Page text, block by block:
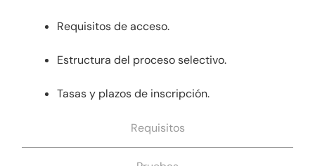
Requisitos
Requisitos de acceso.
Estructura del proceso selectivo.
Tasas y plazos de inscripción.